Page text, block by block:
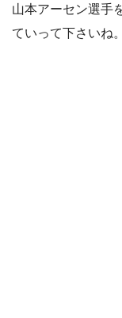
山本アーセン選手
ていって下さいね。